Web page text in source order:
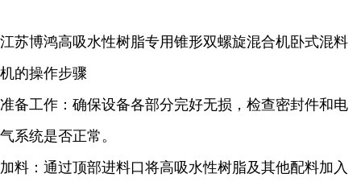
江苏博鸿高吸水性树脂专用锥形双螺旋混合机卧式混料
机的操作步骤
准备工作：确保设备各部分完好无损，检查密封件和电
气系统是否正常。
加料：通过顶部进料口将高吸水性树脂及其他配料加入